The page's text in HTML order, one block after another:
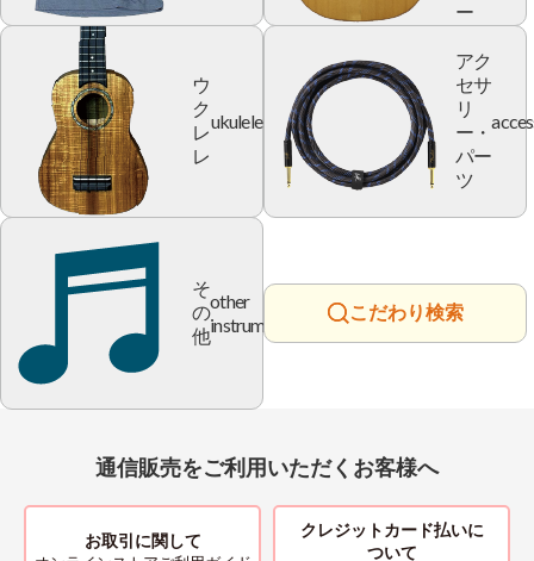
ー
ウ
ク
レ
レ
ukulele
アク
セサ
リ
ー・
パー
ツ
そ
の
他
other
instrument
こだわり検索
通信販売をご利用いただくお客様へ
お取引に関して
クレジットカード払いに
ついて